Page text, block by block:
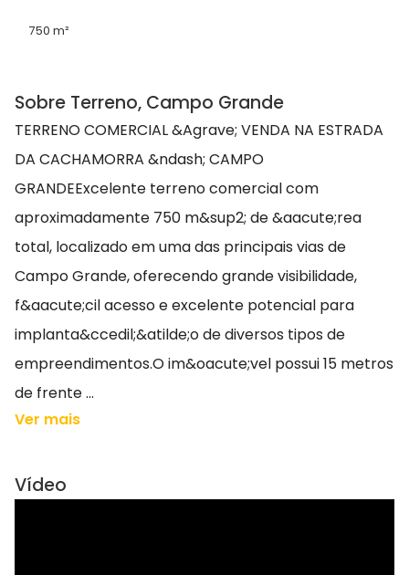
750 m²
Sobre Terreno, Campo Grande
TERRENO COMERCIAL &Agrave; VENDA NA ESTRADA
DA CACHAMORRA &ndash; CAMPO
GRANDEExcelente terreno comercial com
aproximadamente 750 m&sup2; de &aacute;rea
total, localizado em uma das principais vias de
Campo Grande, oferecendo grande visibilidade,
f&aacute;cil acesso e excelente potencial para
implanta&ccedil;&atilde;o de diversos tipos de
empreendimentos.O im&oacute;vel possui 15 metros
de frente ...
Ver mais
Vídeo